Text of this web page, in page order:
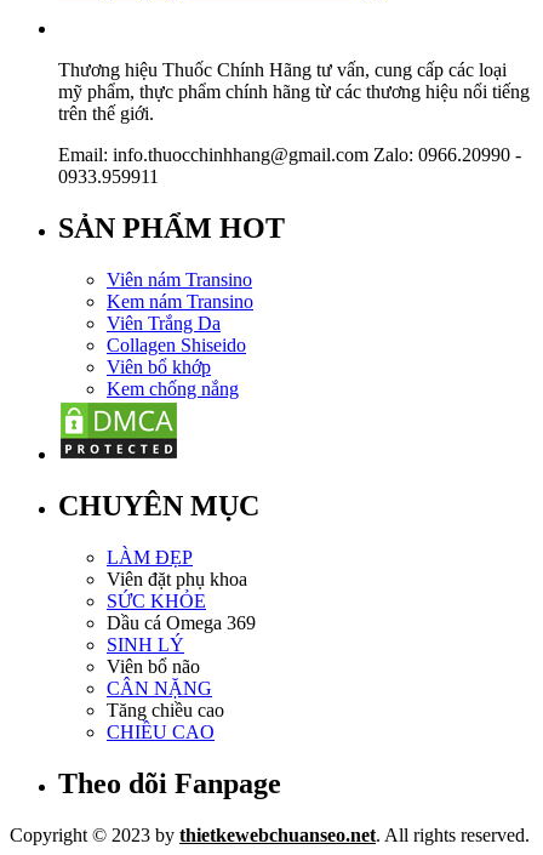
Thương hiệu Thuốc Chính Hãng tư vấn, cung cấp các loại
mỹ phẩm, thực phẩm chính hãng từ các thương hiệu nổi tiếng
trên thế giới.
Email: info.thuocchinhhang@gmail.com Zalo: 0966.20990 -
0933.959911
SẢN PHẨM HOT
Viên nám Transino
Kem nám Transino
Viên Trắng Da
Collagen Shiseido
Viên bổ khớp
Kem chống nắng
CHUYÊN MỤC
LÀM ĐẸP
Viên đặt phụ khoa
SỨC KHỎE
Dầu cá Omega 369
SINH LÝ
Viên bổ não
CÂN NẶNG
Tăng chiều cao
CHIỀU CAO
Theo dõi Fanpage
Copyright © 2023 by thietkewebchuanseo.net. All rights reserved.